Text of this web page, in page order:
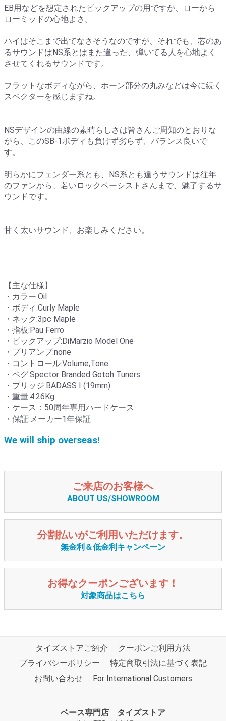
EB用などを想定されたピックアップの用ですが、ローから
ローミッドの心地よさ。
ハイはそこまで出てなさそうなのですが、それでも、芯のあ
るサウンドはNS系とはまた違った、弾いてる人を心地よく
させてくれるサウンドです。
フラットなボディながら、ホーン部分の丸みなどは今に続く
スペクターを感じますね。
NSデザインの曲線の素晴らしさは皆さんご周知のとおりな
がら、このSB-1ボディも負けず劣らず、バランス良いで
す。
明らかにフェンダー系とも、NS系とも違うサウンドは往年
のファンから、若いロックベーシストさんまで、魅了するサ
ウンドです。
甘く太いサウンド、お楽しみください。
【主な仕様】
・カラー:Oil
・ボディ:Curly Maple
・ネック:3pc Maple
・指板:Pau Ferro
・ピックアップ:DiMarzio Model One
・プリアンプ:none
・コントロール:Volume,Tone
・ペグ:Spector Branded Gotoh Tuners
・ブリッジ:BADASS I (19mm)
・重量:4.26Kg
・ケース：50周年専用ハードケース
・保証:メーカー1年保証
We will ship overseas!
ご来店のお客様へ
ABOUT US/SHOWROOM
分割払いがご利用いただけます。
無金利＆低金利キャンペーン
お得なクーポンございます！
対象商品はこちら
タイズストアご紹介
クーポンご利用方法
プライバシーポリシー
特定商取引法に基づく表記
お問い合わせ
For International Customers
ベース専門店 タイズストア